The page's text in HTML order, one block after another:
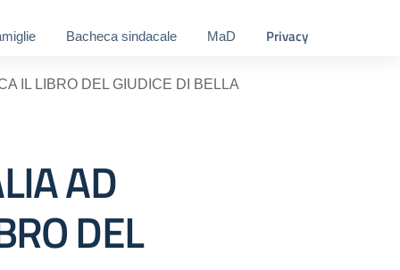
Bacheca sindacale MaD Privacy
IL LIBRO DEL GIUDICE DI BELLA
AD
DEL